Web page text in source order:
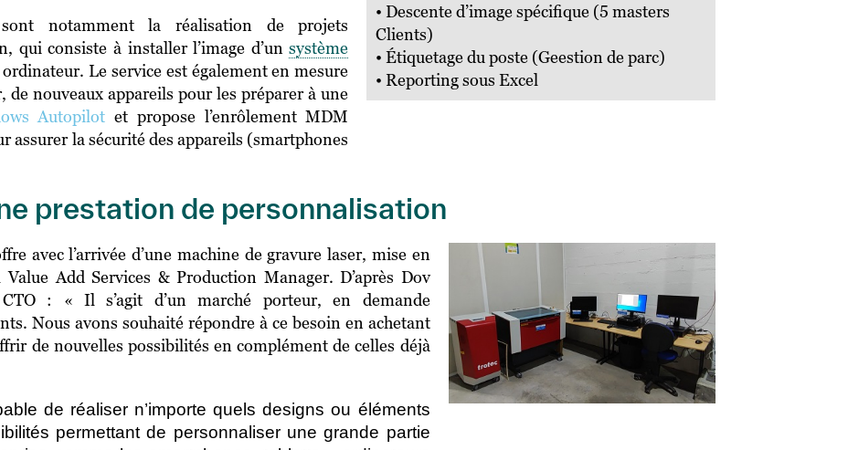
notamment la réalisation de projets
qui consiste à installer l’image d’unsystème
Le service est également en mesure
nouveaux appareils pour les préparer à une
Autopilot et propose l’enrôlement MDM
assurer la sécurité des appareils (smartphones
• Descente d’image spécifique (5 masters
Clients)
• Étiquetage du poste (Geestion de parc)
• Reporting sous Excel
prestation de personnalisation
avec l’arrivée d’une machine de gravure laser, mise en
Add Services & Production Manager. D’après Dov
CTO : « Il s’agit d’un marché porteur, en demande
Nous avons souhaité répondre à ce besoin en achetant
de nouvelles possibilités en complément de celles déjà
de réaliser n’importe quels designs ou éléments
permettant de personnaliser une grande partie